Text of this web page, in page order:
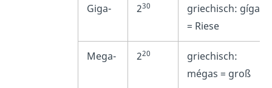
Giga- 230
griechisch: gígas
= Riese
Mega- 220
griechisch:
mégas = groß